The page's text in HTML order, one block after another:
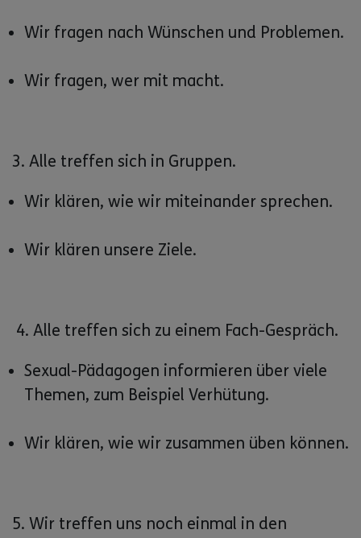
Wir fragen nach Wünschen und Problemen.
Wir fragen, wer mit macht.
3. Alle treffen sich in Gruppen.
Wir klären, wie wir miteinander sprechen.
Wir klären unsere Ziele.
4. Alle treffen sich zu einem Fach-Gespräch.
Sexual-Pädagogen informieren über viele
Themen, zum Beispiel Verhütung.
Wir klären, wie wir zusammen üben können.
5. Wir treffen uns noch einmal in den